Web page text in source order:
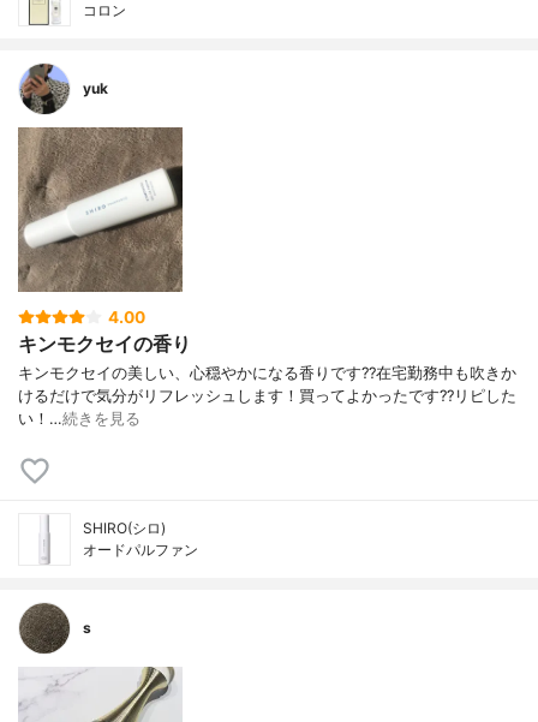
コロン
yuk
4.00
キンモクセイの香り
キンモクセイの美しい、心穏やかになる香りです??在宅勤務中も吹きか
けるだけで気分がリフレッシュします！買ってよかったです??リピした
い！…続きを見る
SHIRO(シロ)
オードパルファン
s